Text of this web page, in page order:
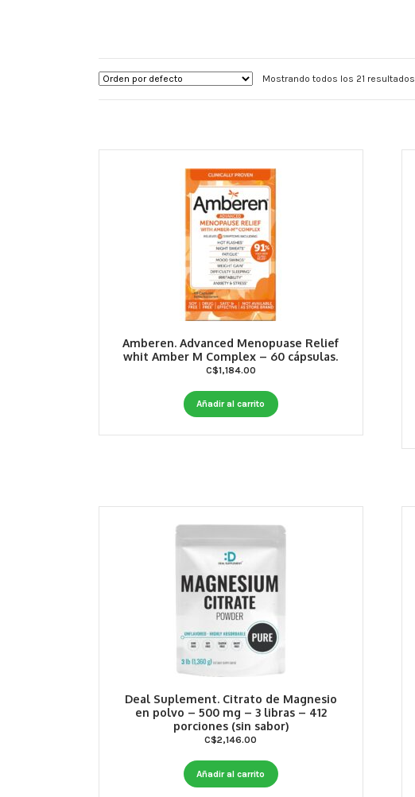
Mostrando todos los 21 resultados
Amberen. Advanced Menopuase Relief
whit Amber M Complex – 60 cápsulas.
C$1,184.00
Añadir al carrito
Deal Suplement. Citrato de Magnesio
en polvo – 500 mg – 3 libras – 412
porciones (sin sabor)
C$2,146.00
Añadir al carrito